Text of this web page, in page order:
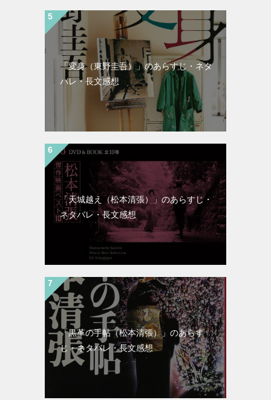
「変身（東野圭吾）」のあらすじ・ネタ
バレ・長文感想
「天城越え（松本清張）」のあらすじ・
ネタバレ・長文感想
「黒革の手帖（松本清張）」のあらす
じ・ネタバレ・長文感想